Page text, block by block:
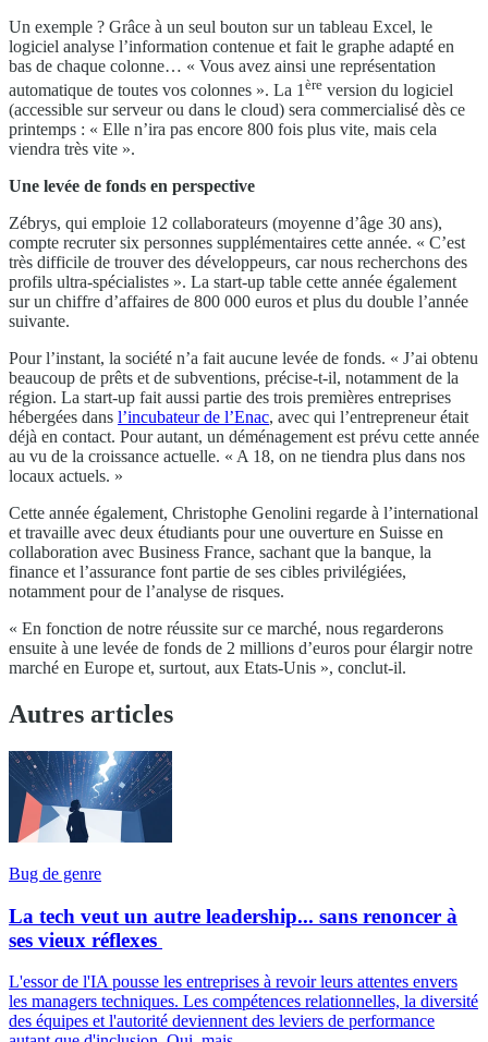
Un exemple ? Grâce à un seul bouton sur un tableau Excel, le
logiciel analyse l’information contenue et fait le graphe adapté en
bas de chaque colonne… « Vous avez ainsi une représentation
automatique de toutes vos colonnes ». La 1 ère version du logiciel
(accessible sur serveur ou dans le cloud) sera commercialisé dès ce
printemps : « Elle n’ira pas encore 800 fois plus vite, mais cela
viendra très vite ».
Une levée de fonds en perspective
Zébrys, qui emploie 12 collaborateurs (moyenne d’âge 30 ans),
compte recruter six personnes supplémentaires cette année. « C’est
très difficile de trouver des développeurs, car nous recherchons des
profils ultra-spécialistes ». La start-up table cette année également
sur un chiffre d’affaires de 800 000 euros et plus du double l’année
suivante.
Pour l’instant, la société n’a fait aucune levée de fonds. « J’ai obtenu
beaucoup de prêts et de subventions, précise-t-il, notamment de la
région. La start-up fait aussi partie des trois premières entreprises
hébergées dans l’incubateur de l’Enac, avec qui l’entrepreneur était
déjà en contact. Pour autant, un déménagement est prévu cette année
au vu de la croissance actuelle. « A 18, on ne tiendra plus dans nos
locaux actuels. »
Cette année également, Christophe Genolini regarde à l’international
et travaille avec deux étudiants pour une ouverture en Suisse en
collaboration avec Business France, sachant que la banque, la
finance et l’assurance font partie de ses cibles privilégiées,
notamment pour de l’analyse de risques.
« En fonction de notre réussite sur ce marché, nous regarderons
ensuite à une levée de fonds de 2 millions d’euros pour élargir notre
marché en Europe et, surtout, aux Etats-Unis », conclut-il.
Autres articles
Bug de genre
La tech veut un autre leadership... sans renoncer à
ses vieux réflexes
L'essor de l'IA pousse les entreprises à revoir leurs attentes envers
les managers techniques. Les compétences relationnelles, la diversité
des équipes et l'autorité deviennent des leviers de performance